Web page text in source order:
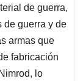
de guerra,
de guerra y de
armas que
fabricación
lo